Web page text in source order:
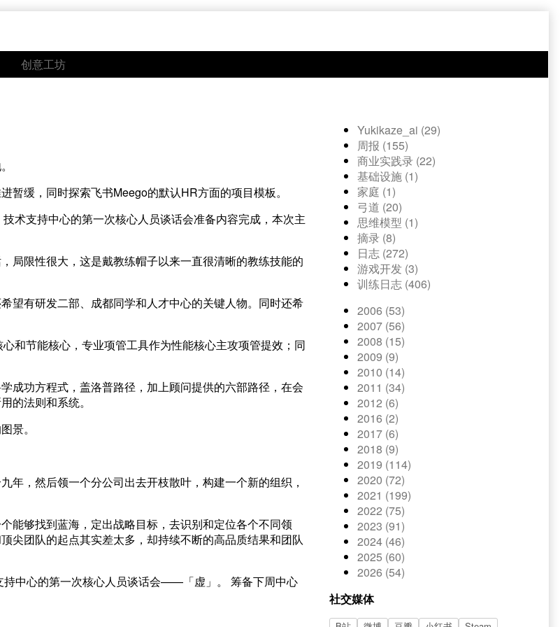
创意工坊
缓，同时探索飞书Meego的默认HR方面的项目模板。
术支持中心的第一次核心人员谈话会准备内容完成，本次主
局限性很大，这是戴教练帽子以来一直很清晰的教练技能的
望有研发二部、成都同学和人才中心的关键人物。同时还希
和节能核心，专业项管工具作为性能核心主攻项管提效；同
成功方程式，盖洛普路径，加上顾问提供的六部路径，在会
的法则和系统。
景。
，然后领一个分公司出去开枝散叶，构建一个新的组织，
够找到蓝海，定出战略目标，去识别和定位各个不同领
尖团队的起点其实差太多，却持续不断的高品质结果和团队
中心的第一次核心人员谈话会——「虚」。 筹备下周中心
Yukikaze_ai (29)
周报 (155)
商业实践录 (22)
基础设施 (1)
家庭 (1)
弓道 (20)
思维模型 (1)
摘录 (8)
日志 (272)
游戏开发 (3)
训练日志 (406)
2006 (53)
2007 (56)
2008 (15)
2009 (9)
2010 (14)
2011 (34)
2012 (6)
2016 (2)
2017 (6)
2018 (9)
2019 (114)
2020 (72)
2021 (199)
2022 (75)
2023 (91)
2024 (46)
2025 (60)
2026 (54)
社交媒体